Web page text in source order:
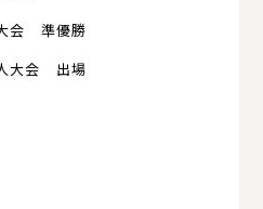
会 準優勝
大会 出場